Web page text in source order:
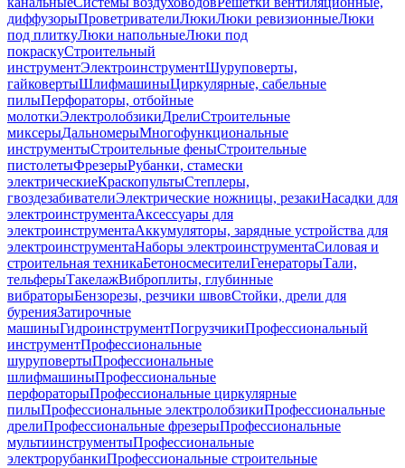
диффузорыПроветривателиЛюкиЛюки ревизионныеЛюки
под плиткуЛюки напольныеЛюки под
покраскуСтроительный
инструментЭлектроинструментШуруповерты,
гайковертыШлифмашиныЦиркулярные, сабельные
пилыПерфораторы, отбойные
молоткиЭлектролобзикиДрелиСтроительные
миксерыДальномерыМногофункциональные
инструментыСтроительные феныСтроительные
пистолетыФрезерыРубанки, стамески
электрическиеКраскопультыСтеплеры,
гвоздезабивателиЭлектрические ножницы, резакиНасадки для
электроинструментаАксессуары для
электроинструментаАккумуляторы, зарядные устройства для
электроинструментаНаборы электроинструментаСиловая и
строительная техникаБетоносмесителиГенераторыТали,
тельферыТакелажВиброплиты, глубинные
вибраторыБензорезы, резчики швовСтойки, дрели для
буренияЗатирочные
машиныГидроинструментПогрузчикиПрофессиональный
инструментПрофессиональные
шуруповертыПрофессиональные
шлифмашиныПрофессиональные
перфораторыПрофессиональные циркулярные
пилыПрофессиональные электролобзикиПрофессиональные
дрелиПрофессиональные фрезерыПрофессиональные
мультиинструментыПрофессиональные
электрорубанкиПрофессиональные строительные